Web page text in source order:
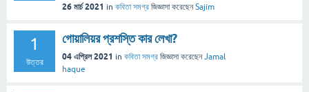
26 মার্চ 2021 in কবিতা সমগ্র জিজ্ঞাসা করেছেনSajim
1
উত্তর
গোয়ালিয়র প্রশস্তি কার লেখা?
04 এপ্রিল 2021 in কবিতা সমগ্র জিজ্ঞাসা করেছেনJamal
haque